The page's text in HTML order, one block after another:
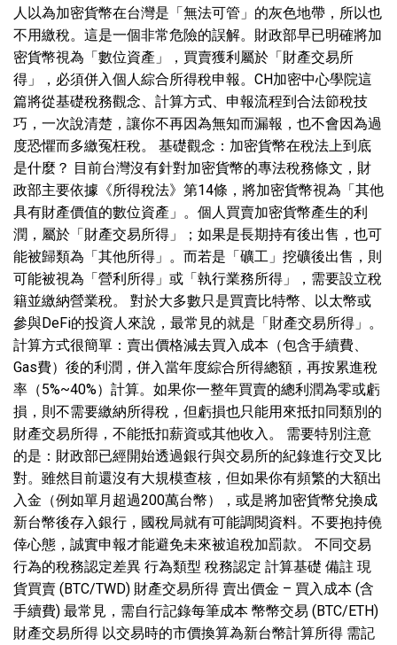
人以為加密貨幣在台灣是「無法可管」的灰色地帶，所以也
不用繳稅。這是一個非常危險的誤解。財政部早已明確將加
密貨幣視為「數位資產」，買賣獲利屬於「財產交易所
得」，必須併入個人綜合所得稅申報。CH加密中心學院這
篇將從基礎稅務觀念、計算方式、申報流程到合法節稅技
巧，一次說清楚，讓你不再因為無知而漏報，也不會因為過
度恐懼而多繳冤枉稅。 基礎觀念：加密貨幣在稅法上到底
是什麼？ 目前台灣沒有針對加密貨幣的專法稅務條文，財
政部主要依據《所得稅法》第14條，將加密貨幣視為「其他
具有財產價值的數位資產」。個人買賣加密貨幣產生的利
潤，屬於「財產交易所得」；如果是長期持有後出售，也可
能被歸類為「其他所得」。而若是「礦工」挖礦後出售，則
可能被視為「營利所得」或「執行業務所得」，需要設立稅
籍並繳納營業稅。 對於大多數只是買賣比特幣、以太幣或
參與DeFi的投資人來說，最常見的就是「財產交易所得」。
計算方式很簡單：賣出價格減去買入成本（包含手續費、
Gas費）後的利潤，併入當年度綜合所得總額，再按累進稅
率（5%~40%）計算。如果你一整年買賣的總利潤為零或虧
損，則不需要繳納所得稅，但虧損也只能用來抵扣同類別的
財產交易所得，不能抵扣薪資或其他收入。 需要特別注意
的是：財政部已經開始透過銀行與交易所的紀錄進行交叉比
對。雖然目前還沒有大規模查核，但如果你有頻繁的大額出
入金（例如單月超過200萬台幣），或是將加密貨幣兌換成
新台幣後存入銀行，國稅局就有可能調閱資料。不要抱持僥
倖心態，誠實申報才能避免未來被追稅加罰款。 不同交易
行為的稅務認定差異 行為類型 稅務認定 計算基礎 備註 現
貨買賣 (BTC/TWD) 財產交易所得 賣出價金 – 買入成本 (含
手續費) 最常見，需自行記錄每筆成本 幣幣交易 (BTC/ETH)
財產交易所得 以交易時的市價換算為新台幣計算所得 需記